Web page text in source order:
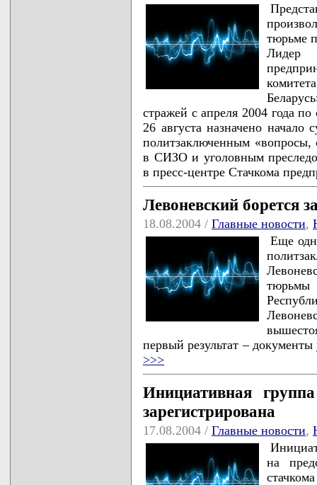
тюрьме
Лидер
стражей с апреля 2004 года
26 августа назначено
политзаключенным «вопросы,
в СИЗО и уголовным
в пресс-центре Стачкома
Левоневский борется
18.08.2004 / Главные новости,
Еще
первый результат –
>>>
Инициативная
зарегистрирована
17.08.2004 / Главные новости,
на